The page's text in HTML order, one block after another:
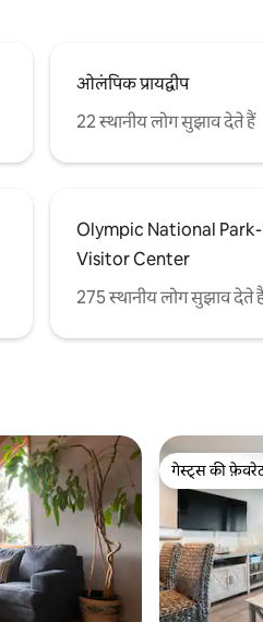
ओलंपिक प्रायद्वीप
22 स्थानीय लोग सुझाव देते हैं
Olympic National
Visitor Center
275 स्थानीय लोग सुझाव देते
गेस्ट्स की
गेस्ट्स की